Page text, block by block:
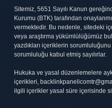
Sitemiz, 5651 Sayılı Kanun
Kurumu (BTK) tarafından
vermektedir. Bu nedenle, sitedeki
veya araştırma yükümlülüğümüz
yazdıkları içeriklerin
sorumluluğu kabul etmiş sayılırlar.
Hukuka ve yasal düzenlemelere
içerikleri,
ilgili içerikler yasal süre içerisinde